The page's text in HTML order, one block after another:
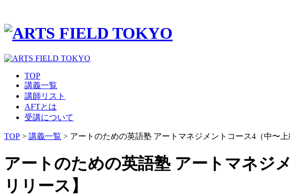
TOP
講義一覧
講師リスト
AFTとは
受講について
TOP > 講義一覧 > アートのための英語塾 アートマネジメントコース4（中〜
アートのための英語塾 アートマネジ
リリース】